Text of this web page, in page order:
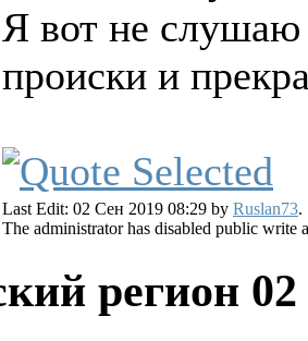
Я вот не слушаю
происки и
Last Edit: 02 Сен 2019 08:29 by Ruslan73.
The administrator has disabled public write
регион